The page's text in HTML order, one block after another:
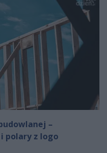
–
polary z logo